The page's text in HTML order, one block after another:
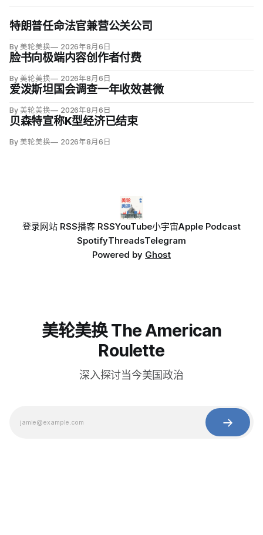
特朗普任命法官兼营公关公司
By 美轮美换 2026年8月6日
脸书向极端内容创作者付费
By 美轮美换 2026年8月6日
爱泼斯坦国会调查一年收效甚微
By 美轮美换 2026年8月6日
贝森特宣称K型经济已结束
By 美轮美换 2026年8月6日
登录网站 RSS播客 RSSYouTube小宇宙Apple Podcast
SpotifyThreadsTelegram
Powered by Ghost
美轮美换 The American
Roulette
深入探讨当今美国政治